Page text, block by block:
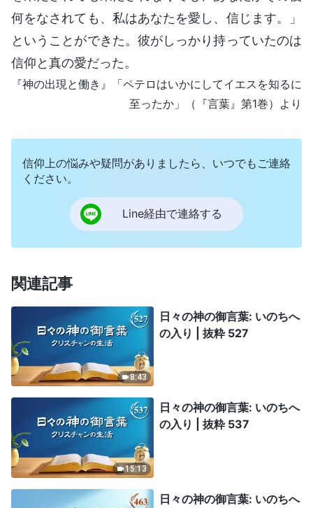
何をなされても、私はあなたを愛し、信じます。」
ということができた。彼がしっかり持っていたのは
信仰と真の愛だった。
『神の出現と働き』「ペテロはいかにしてイエスを知るに
至ったか」（『言葉』第1巻）より
信仰上の悩みや疑問がありましたら、いつでもご連絡
ください。
Line経由で連絡する
関連記事
8:43
日々の神の御言葉: いのちへ
の入り | 抜粋 527
15:13
日々の神の御言葉: いのちへ
の入り | 抜粋 537
日々の神の御言葉: いのちへ